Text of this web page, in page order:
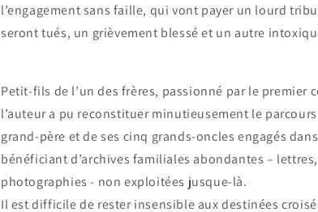
l’engagement sans faille, qui vont payer un lourd
seront tués, un grièvement blessé et un autre
Petit-fils de l’un des frères, passionné par le premier
l’auteur a pu reconstituer minutieusement le
grand-père et de ses cinq grands-oncles engagés
bénéficiant d’archives familiales abondantes –
photographies - non exploitées jusque-là.
Il est difficile de rester insensible aux destinées